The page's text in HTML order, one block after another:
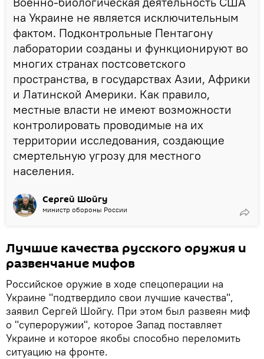
на Укра­ине не является исключительным
фактом. Подконтрольные Пентагону
лаборатории созданы и функцио­нируют во
многих странах постсоветского
пространства, в государствах Азии, Африки
и Латинской Америки. Как правило,
местные власти не имеют возможности
контролировать проводимые на их
террито­рии исследования, создающие
смертельную угрозу для местного
населения.
Сергей Шойгу
министр обороны России
Лучшие качества русского оружия и
развенчание мифов
Российское оружие в ходе спецоперации на
Украине "подтвердило свои лучшие качества",
заявил Сергей Шойгу. При этом был развеян миф
о "супероружии", которое Запад поставляет
Украине и которое якобы способно переломить
ситуацию на фронте.